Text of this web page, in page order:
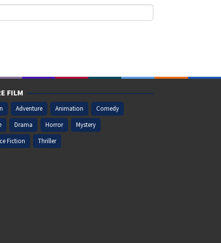
FILM
Adventure Animation
Comedy
Drama Horror
Mystery
Fiction
Thriller